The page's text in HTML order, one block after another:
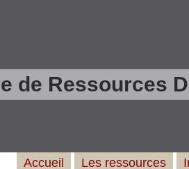
de Ressources
Accueil Les ressources